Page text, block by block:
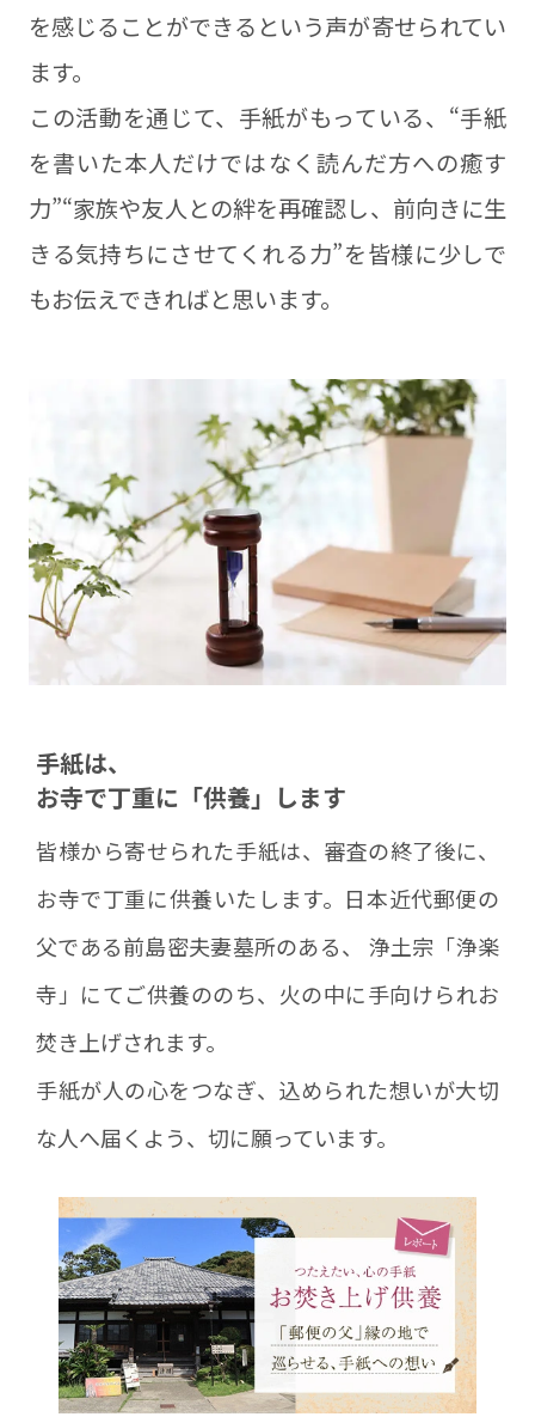
を感じることができるという声が寄せられてい
ます。
この活動を通じて、手紙がもっている、“手紙
を書いた本人だけではなく読んだ方への癒す
力”“家族や友人との絆を再確認し、前向きに生
きる気持ちにさせてくれる力”を皆様に少しで
もお伝えできればと思います。
⼿紙は、
お寺で丁重に「供養」します
皆様から寄せられた手紙は、審査の終了後に、
お寺で丁重に供養いたします。日本近代郵便の
父である前島密夫妻墓所のある、 浄土宗「浄楽
寺」にてご供養ののち、火の中に手向けられお
焚き上げされます。
手紙が人の心をつなぎ、込められた想いが大切
な人へ届くよう、切に願っています。